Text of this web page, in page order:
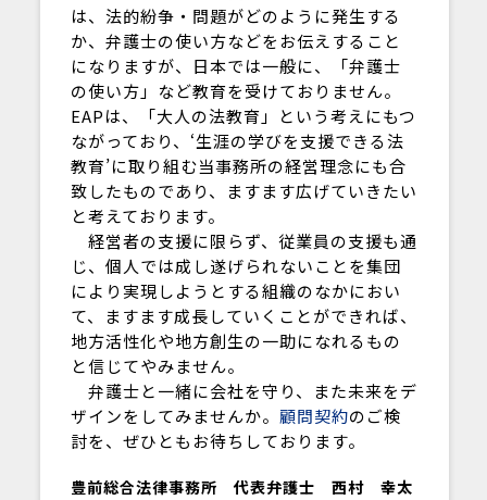
は、法的紛争・問題がどのように発生する
か、弁護士の使い方などをお伝えすること
になりますが、日本では一般に、「弁護士
の使い方」など教育を受けておりません。
EAPは、「大人の法教育」という考えにもつ
ながっており、‘生涯の学びを支援できる法
教育’に取り組む当事務所の経営理念にも合
致したものであり、ますます広げていきたい
と考えております。
経営者の支援に限らず、従業員の支援も通
じ、個人では成し遂げられないことを集団
により実現しようとする組織のなかにおい
て、ますます成長していくことができれば、
地方活性化や地方創生の一助になれるもの
と信じてやみません。
弁護士と一緒に会社を守り、また未来をデ
ザインをしてみませんか。 顧問契約のご検
討を、ぜひともお待ちしております。
豊前総合法律事務所 代表弁護士 西村 幸太